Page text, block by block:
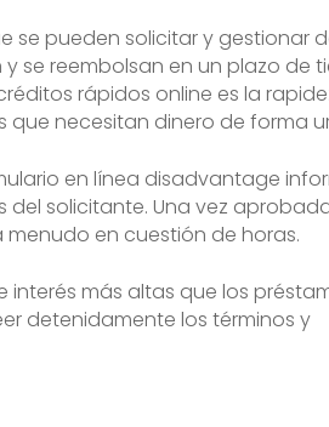
se pueden solicitar y gestionar
se reembolsan en un plazo de
rápidos online es la
necesitan dinero de forma
en línea disadvantage
solicitante. Una vez
en cuestión de horas.
más altas que los
detenidamente los términos y